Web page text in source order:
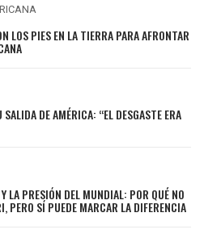
LOS PIES EN LA TIERRA PARA AFRONTAR
DE AMÉRICA: “EL DESGASTE ERA
LA PRESIÓN DEL MUNDIAL: POR QUÉ NO
PERO SÍ PUEDE MARCAR LA DIFERENCIA